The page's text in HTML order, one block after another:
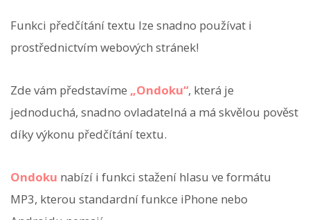
Funkci předčítání textu lze snadno používat i
prostřednictvím webových stránek!
Zde vám představíme „Ondoku“, která je
jednoduchá, snadno ovladatelná a má skvělou pověst
díky výkonu předčítání textu.
Ondoku nabízí i funkci stažení hlasu ve formátu
MP3, kterou standardní funkce iPhone nebo